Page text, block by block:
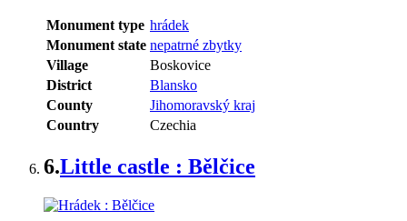
Monument type hrádek
Monument state nepatrné zbytky
Village
Boskovice
District
Blansko
County
Jihomoravský kraj
Country
Czechia
6.Little castle : Bělčice